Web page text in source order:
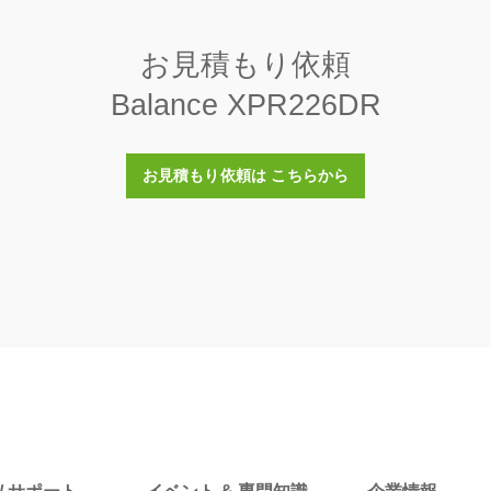
0.8 mg
2 s
USBアダプター XPR/XSR用
天びん用 Bluetooth USBアダプタ。Bluetooth対応デバイスへのワイ
お見積もり依頼
Balance XPR226DR
お見積もり依頼は こちらから